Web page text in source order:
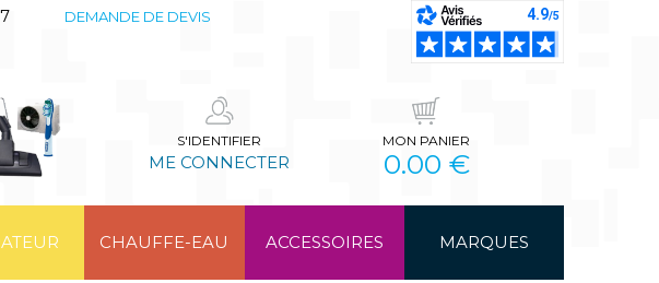
DEMANDE DE DEVIS
S'IDENTIFIER
ME CONNECTER
MON PANIER
0.00 €
CHAUFFE-EAU ACCESSOIRES MARQUES